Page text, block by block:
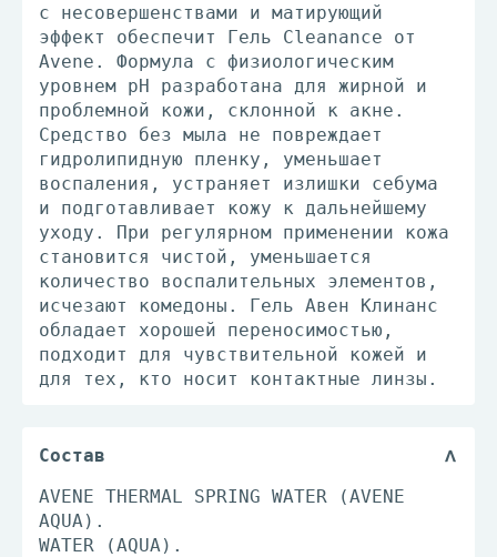
с несовершенствами и матирующий
эффект обеспечит Гель Cleanance от
Avene. Формула с физиологическим
уровнем рН разработана для жирной и
проблемной кожи, склонной к акне.
Средство без мыла не повреждает
гидролипидную пленку, уменьшает
воспаления, устраняет излишки себума
и подготавливает кожу к дальнейшему
уходу. При регулярном применении кожа
становится чистой, уменьшается
количество воспалительных элементов,
исчезают комедоны. Гель Авен Клинанс
обладает хорошей переносимостью,
подходит для чувствительной кожей и
для тех, кто носит контактные линзы.
Состав
AVENE THERMAL SPRING WATER (AVENE
AQUA).
WATER (AQUA).